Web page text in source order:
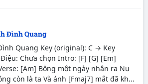
Đình Quang
Quang Key (original): C → Key
Chưa chọn Intro: [F] [G] [Em]
[Am] Bỗng một ngày nhận ra Nụ
còn là ta Và ánh [Fmaj7] mắt đã kh...